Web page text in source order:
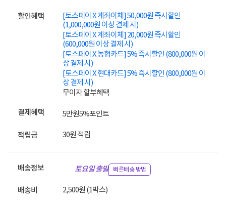
할인혜택
[토스페이 X 계좌이체] 50,000원 즉시할인
(1,000,000원 이상 결제 시)
[토스페이 X 계좌이체] 20,000원 즉시할인
(600,000원 이상 결제 시)
[토스페이 X 농협카드] 5% 즉시할인 (800,000원 이
상 결제 시)
[토스페이 X 현대카드] 5% 즉시할인 (800,000원 이
상 결제 시)
무이자 할부혜택
결제혜택 5만원5%포인트
적립금 30원 적립
배송정보 토요일 출발 빠른배송 방법
배송비 2,500원 (1박스)